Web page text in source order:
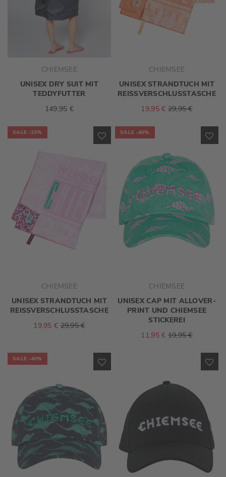
CHIEMSEE
UNISEX DRY SUIT MIT
TEDDYFUTTER
149,95 €
CHIEMSEE
UNISEX STRANDTUCH MIT
REISSVERSCHLUSSTASCHE
19,95 € 29,95 €
SALE -33%
ZUR
HINZUFÜGEN
CHIEMSEE
UNISEX STRANDTUCH MIT
REISSVERSCHLUSSTASCHE
19,95 € 29,95 €
SALE -40%
CHIEMSEE
UNISEX CAP MIT ALLOVER-
PRINT UND CHIEMSEE
STICKEREI
11,95 € 19,95 €
SALE -40%
HINZUFÜGEN